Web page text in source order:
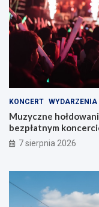
KONCERT WYDARZENIA
Muzyczne
bezpłatnym
7 sierpnia 2026